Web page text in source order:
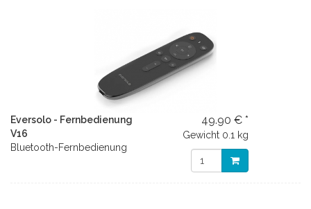
Eversolo - Fernbedienung
V16
Bluetooth-Fernbedienung
49.90 € *
Gewicht 0.1 kg